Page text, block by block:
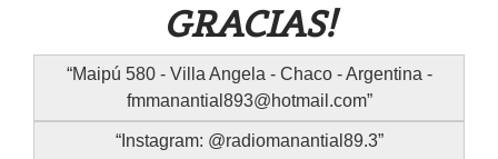
GRACIAS!
Maipú 580 - Villa Angela - Chaco - Argentina -
fmmanantial893@hotmail.com
Instagram: @radiomanantial89.3